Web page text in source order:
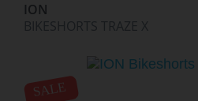
ION
BIKESHORTS TRAZE X
SALE